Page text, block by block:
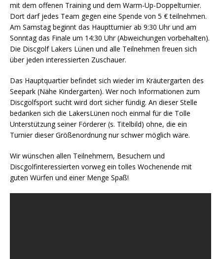
mit dem offenen Training und dem Warm-Up-Doppelturnier.
Dort darf jedes Team gegen eine Spende von 5 € teilnehmen.
Am Samstag beginnt das Hauptturnier ab 9:30 Uhr und am
Sonntag das Finale um 14:30 Uhr (Abweichungen vorbehalten).
Die Discgolf Lakers Lünen und alle Teilnehmen freuen sich
über jeden interessierten Zuschauer.
Das Hauptquartier befindet sich wieder im Kräutergarten des
Seepark (Nähe Kindergarten). Wer noch Informationen zum
Discgolfsport sucht wird dort sicher fündig. An dieser Stelle
bedanken sich die LakersLünen noch einmal für die Tolle
Unterstützung seiner Förderer (s. Titelbild) ohne, die ein
Turnier dieser Größenordnung nur schwer möglich wäre.
Wir wünschen allen Teilnehmern, Besuchern und
Discgolfinteressierten vorweg ein tolles Wochenende mit
guten Würfen und einer Menge Spaß!